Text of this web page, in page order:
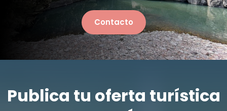
Contacto
Publica tu oferta turística